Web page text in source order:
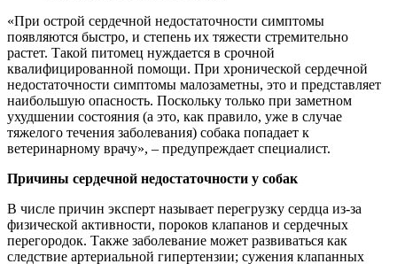
«При острой сердечной недостаточности симптомы
появляются быстро, и степень их тяжести стремительно
растет. Такой питомец нуждается в срочной
квалифицированной помощи. При хронической сердечной
недостаточности симптомы малозаметны, это и представляет
наибольшую опасность. Поскольку только при заметном
ухудшении состояния (а это, как правило, уже в случае
тяжелого течения заболевания) собака попадает к
ветеринарному врачу», – предупреждает специалист.
Причины сердечной недостаточности у собак
В числе причин эксперт называет перегрузку сердца из-за
физической активности, пороков клапанов и сердечных
перегородок. Также заболевание может развиваться как
следствие артериальной гипертензии; сужения клапанных